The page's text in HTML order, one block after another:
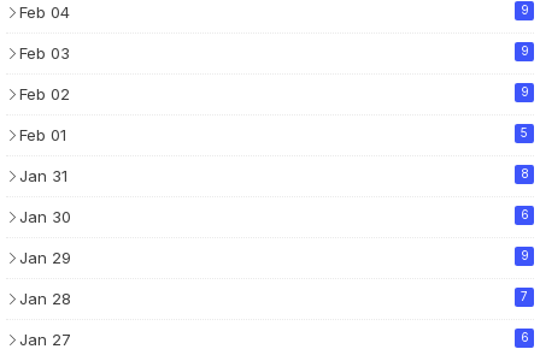
Feb 04 9
Feb 03 9
Feb 02 9
Feb 01 5
Jan 31 8
Jan 30 6
Jan 29 9
Jan 28 7
Jan 27 6